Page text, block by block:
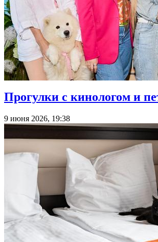
Прогулки с кинологом и
9 июня 2026, 19:38